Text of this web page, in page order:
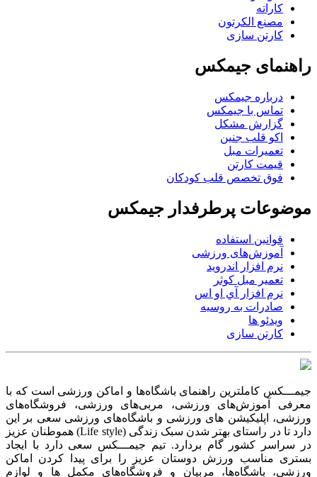
کاراته
مصنع الکرتون
کارتن سازی
راهنمای جیمکس
درباره جیمکس
تماس با جیمکس
گزارش مشکل
اکو قلب جنین
تعمیرات مبل
قیمت کارتن
فوق تخصص قلب کودکان
موضوعات پرطرفدار جیمکس
قوانین استفاده
آموزش‌های ورزشی
نرم افزار اندروید
تعمیر مبل کوثر
نرم افزار آي او اس
صادرات به روسیه
ویدئو ها
کارتن سازی
جیمـــکس کاملترین راهنمای باشگاه‌ها و اماکن ورزشی است که با
معرفی آموزش‌های ورزشی، مربی‌های ورزشی، فروشگاه‌های
ورزشی، اپلیکیشن های ورزشی و باشگاه‌های ورزشی سعی بر این
دارد تا در راستای بهتر شدن سبک زندگی (Life style) هموطنان عزیز
در سراسر کشور گام بردارد. تیم جیمـــکس سعی دارد با ایجاد
بستری مناسب ورزش دوستان عزیز را برای پیدا کردن اماکن
ورزشی، باشگاه‌ها، مربیان و فروشگاه‌های مکمل ها و لوازم